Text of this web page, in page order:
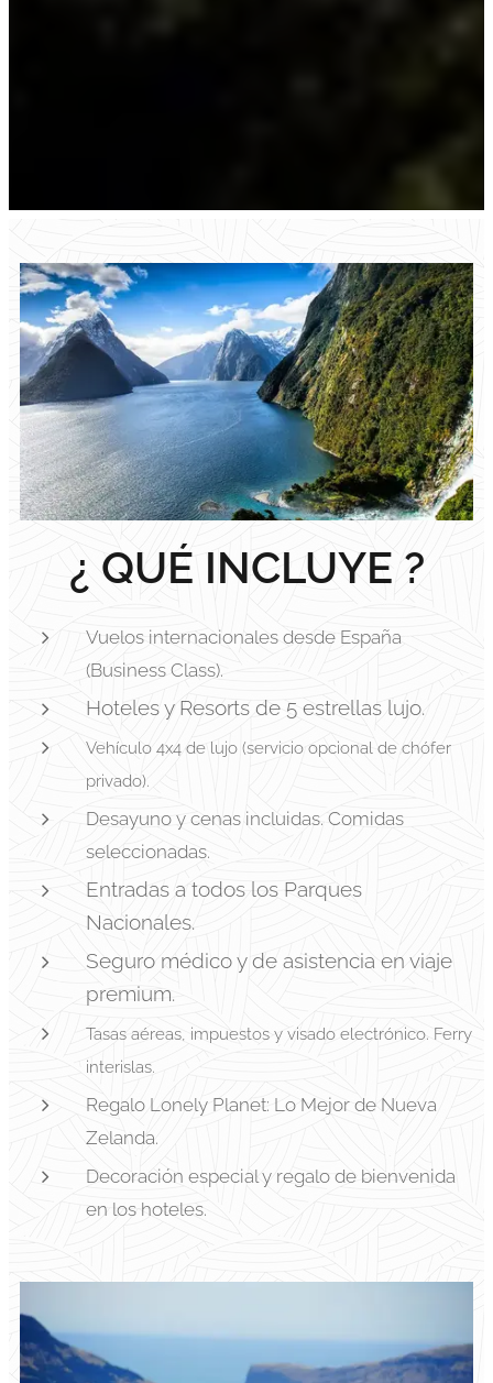
¿ QUÉ INCLUYE ?
Vuelos internacionales desde España
(Business Class).
Hoteles y Resorts de 5 estrellas lujo.
Vehículo 4x4 de lujo (servicio opcional de chófer
privado).
Desayuno y cenas incluidas. Comidas
seleccionadas.
Entradas a todos los Parques
Nacionales.
Seguro médico y de asistencia en viaje
premium.
Tasas aéreas, impuestos y visado electrónico. Ferry
interislas.
Regalo Lonely Planet: Lo Mejor de Nueva
Zelanda.
Decoración especial y regalo de bienvenida
en los hoteles.